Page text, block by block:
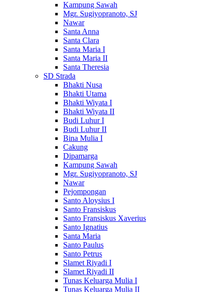
Kampung Sawah
Mgr. Sugiyopranoto, SJ
Nawar
Santa Anna
Santa Clara
Santa Maria I
Santa Maria II
Santa Theresia
SD Strada
Bhakti Nusa
Bhakti Utama
Bhakti Wiyata I
Bhakti Wiyata II
Budi Luhur I
Budi Luhur II
Bina Mulia I
Cakung
Dipamarga
Kampung Sawah
Mgr. Sugiyopranoto, SJ
Nawar
Pejompongan
Santo Aloysius I
Santo Fransiskus
Santo Fransiskus Xaverius
Santo Ignatius
Santa Maria
Santo Paulus
Santo Petrus
Slamet Riyadi I
Slamet Riyadi II
Tunas Keluarga Mulia I
Tunas Keluarga Mulia II